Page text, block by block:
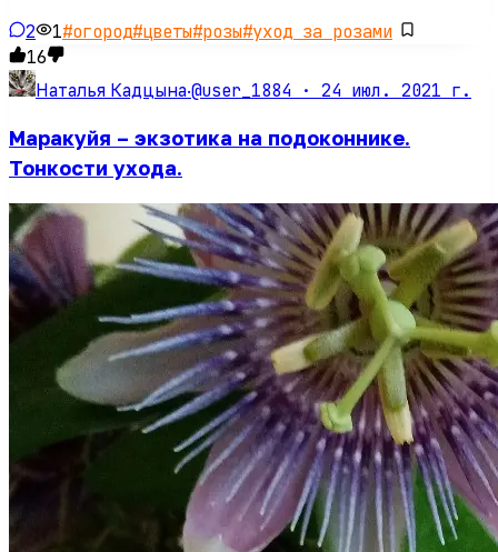
2 1#огород#цветы#розы#уход за розами
16
Наталья Кадцына·@user_1884 · 24 июл. 2021 г.
Маракуйя – экзотика на подоконнике.
Тонкости ухода.